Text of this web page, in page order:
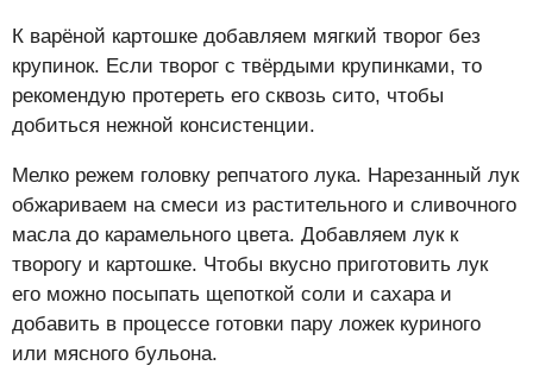
К варёной картошке добавляем мягкий творог без
крупинок. Если творог с твёрдыми крупинками, то
рекомендую протереть его сквозь сито, чтобы
добиться нежной консистенции.
Мелко режем головку репчатого лука. Нарезанный лук
обжариваем на смеси из растительного и сливочного
масла до карамельного цвета. Добавляем лук к
творогу и картошке. Чтобы вкусно приготовить лук
его можно посыпать щепоткой соли и сахара и
добавить в процессе готовки пару ложек куриного
или мясного бульона.